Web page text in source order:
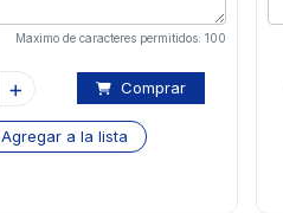
Maximo de caracteres permitidos: 100
Comprar
Agregar a la lista